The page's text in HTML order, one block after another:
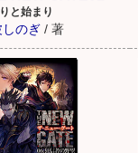
と始まり
しのぎ / 著